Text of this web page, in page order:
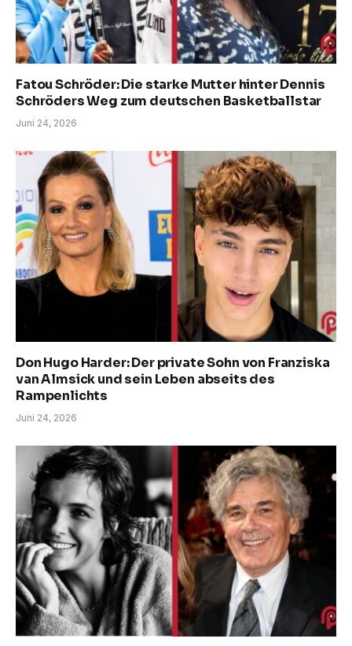
Fatou Schröder: Die starke Mutter hinter Dennis
Schröders Weg zum deutschen Basketballstar
Juni 24, 2026
Don Hugo Harder: Der private Sohn von Franziska
van Almsick und sein Leben abseits des
Rampenlichts
Juni 24, 2026